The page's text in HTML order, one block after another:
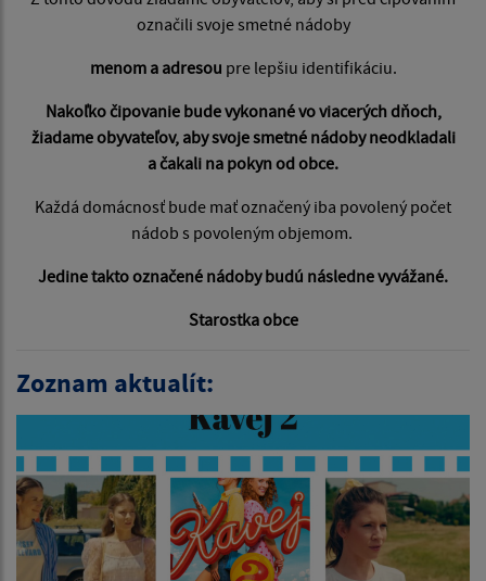
označili svoje smetné nádoby
menom a adresou pre lepšiu identifikáciu.
Nakoľko čipovanie bude vykonané vo viacerých dňoch,
žiadame obyvateľov, aby svoje smetné nádoby neodkladali
a čakali na pokyn od obce.
Každá domácnosť bude mať označený iba povolený počet
nádob s povoleným objemom.
Jedine takto označené nádoby budú následne vyvážané.
Starostka obce
Zoznam aktualít: